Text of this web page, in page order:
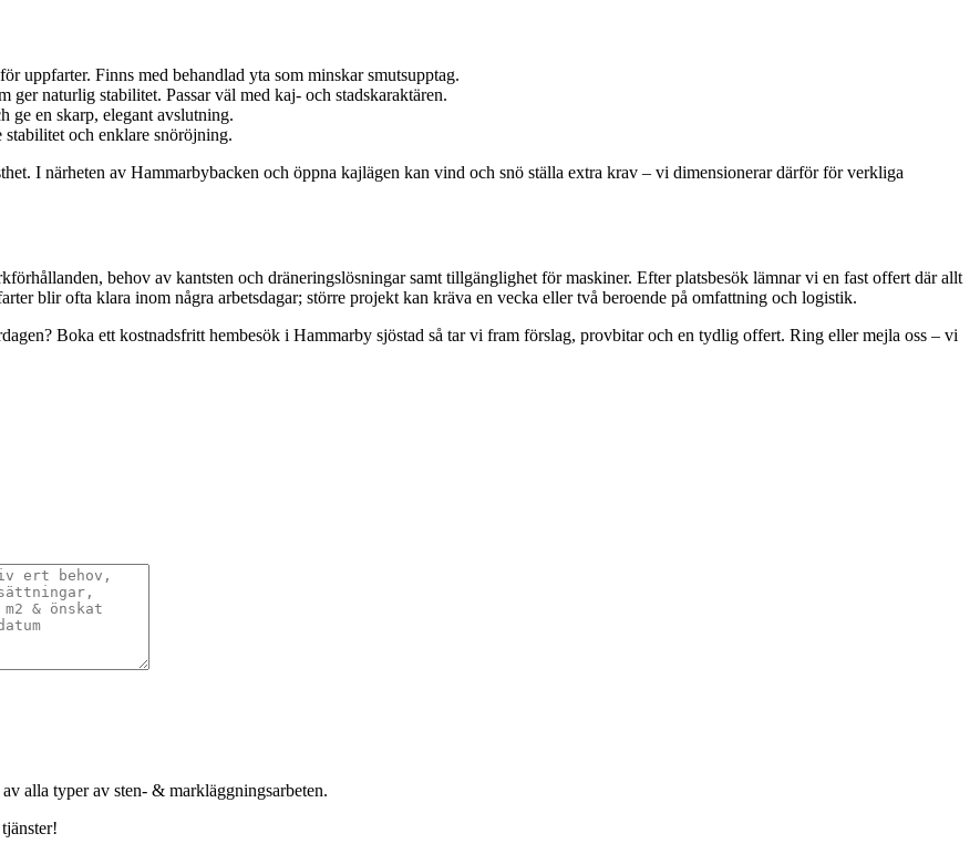
uppfarter. Finns med behandlad yta som minskar smutsupptag.
naturlig stabilitet. Passar väl med kaj- och stadskaraktären.
ge en skarp, elegant avslutning.
och enklare snöröjning.
I närheten av Hammarbybacken och öppna kajlägen kan vind och snö ställa extra krav – vi dimensionerar därför för verkliga
behov av kantsten och dräneringslösningar samt tillgänglighet för maskiner. Efter platsbesök lämnar vi en fast offert där allt
blir ofta klara inom några arbetsdagar; större projekt kan kräva en vecka eller två beroende på omfattning och logistik.
Boka ett kostnadsfritt hembesök i Hammarby sjöstad så tar vi fram förslag, provbitar och en tydlig offert. Ring eller mejla oss – vi
alla typer av sten- & markläggningsarbeten.